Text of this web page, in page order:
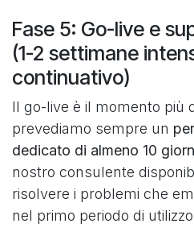
Fase 5: Go-live e
(1-2 settimane
continuativo)
Il go-live è il momento più
prevediamo sempre un
dedicato di almeno 10
nostro consulente
risolvere i problemi che
nel primo periodo di